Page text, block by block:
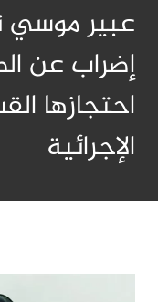
عبير موسي
إضراب عن
احتجازها
الإجرائية